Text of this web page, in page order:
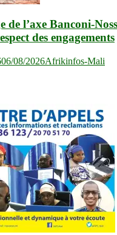
de l’axe Banconi-
des engagements
06/08/2026Afrikinfos-Mali